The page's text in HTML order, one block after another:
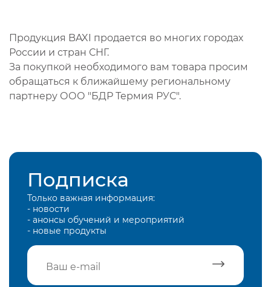
Продукция BAXI продается во многих городах
России и стран СНГ.
За покупкой необходимого вам товара просим
обращаться к ближайшему региональному
партнеру ООО "БДР Термия РУС".
Подписка
Только важная информация:
- новости
- анонсы обучений и мероприятий
- новые продукты